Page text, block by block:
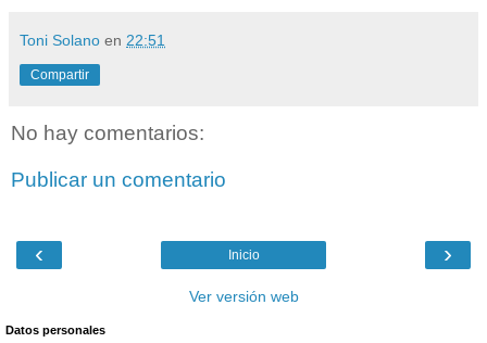
Toni Solano en 22:51
Compartir
No hay comentarios:
Publicar un comentario
‹ ›
Inicio
Ver versión web
Datos personales